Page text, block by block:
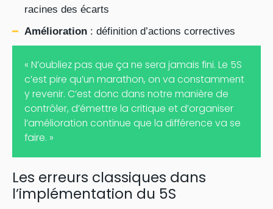
racines des écarts
Amélioration : définition d’actions correctives
« N’oubliez pas que ça ne sera jamais fini. Le 5S
c’est pire qu’un marathon, on va constamment
y revenir. C’est donc dans notre manière de
contrôler, d’émettre la critique et d’organiser
l’amélioration continue que la différence va se
faire. »
Les erreurs classiques dans
l’implémentation du 5S